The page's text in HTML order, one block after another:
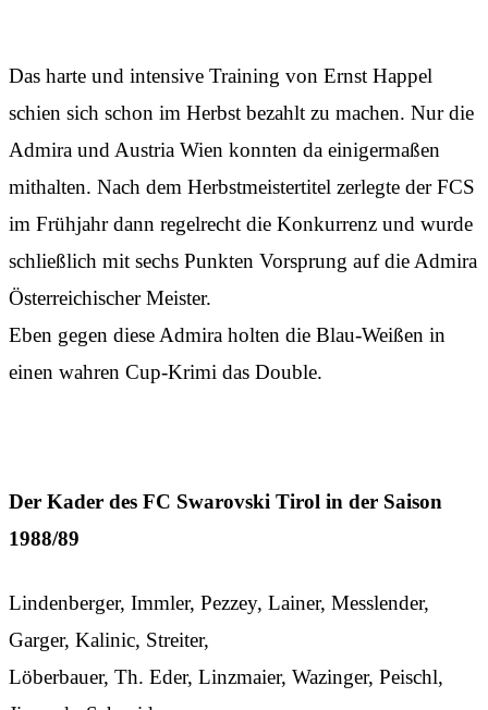
Das harte und intensive Training von Ernst Happel
schien sich schon im Herbst bezahlt zu machen. Nur die
Admira und Austria Wien konnten da einigermaßen
mithalten. Nach dem Herbstmeistertitel zerlegte der FCS
im Frühjahr dann regelrecht die Konkurrenz und wurde
schließlich mit sechs Punkten Vorsprung auf die Admira
Österreichischer Meister.
Eben gegen diese Admira holten die Blau-Weißen in
einen wahren Cup-Krimi das Double.
Der Kader des FC Swarovski Tirol in der Saison
1988/89
Lindenberger, Immler, Pezzey, Lainer, Messlender,
Garger, Kalinic, Streiter,
Löberbauer, Th. Eder, Linzmaier, Wazinger, Peischl,